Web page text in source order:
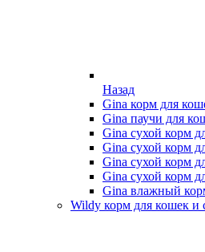
Назад
Gina корм для
Gina паучи для
Gina сухой корм
Gina сухой корм
Gina сухой корм
Gina сухой корм
Gina влажный
Wildy корм для кошек и